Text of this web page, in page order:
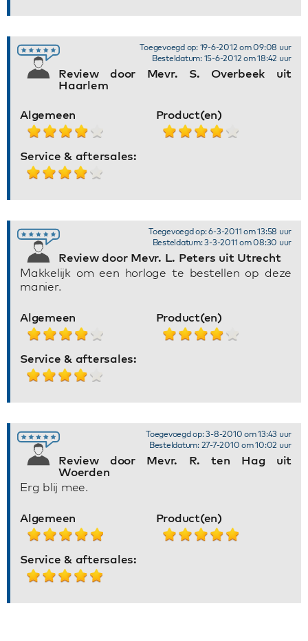
Review door Mevr. S. Overbeek uit
Haarlem
Toegevoegd op: 19-6-2012 om 09:08 uur
Besteldatum: 15-6-2012 om 18:42 uur
Algemeen Product(en)
Service & aftersales:
Review door Mevr. L. Peters uit Utrecht
Toegevoegd op: 6-3-2011 om 13:58 uur
Besteldatum: 3-3-2011 om 08:30 uur
Makkelijk om een horloge te bestellen op deze
manier.
Algemeen Product(en)
Service & aftersales:
Review door Mevr. R. ten Hag uit
Woerden
Toegevoegd op: 3-8-2010 om 13:43 uur
Besteldatum: 27-7-2010 om 10:02 uur
Erg blij mee.
Algemeen Product(en)
Service & aftersales: